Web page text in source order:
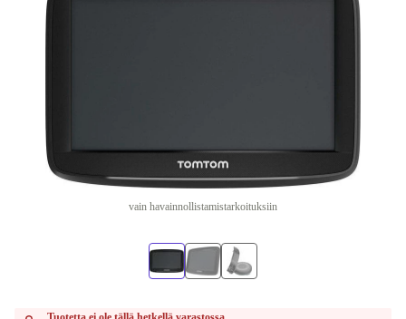
vain havainnollistamistarkoituksiin